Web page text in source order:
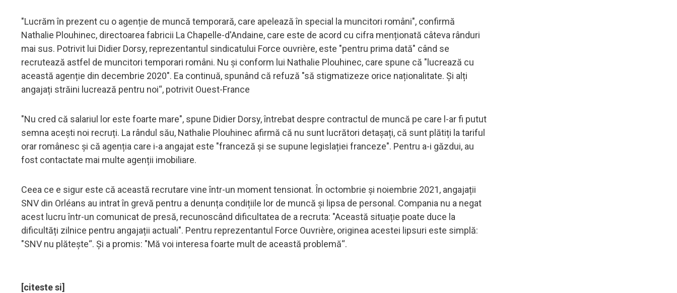
"Lucrăm în prezent cu o agenție de muncă temporară, care apelează în special la muncitori români", confirmă
Nathalie Plouhinec, directoarea fabricii La Chapelle-d'Andaine, care este de acord cu cifra menționată câteva rânduri
mai sus. Potrivit lui Didier Dorsy, reprezentantul sindicatului Force ouvrière, este "pentru prima dată" când se
recrutează astfel de muncitori temporari români. Nu și conform lui Nathalie Plouhinec, care spune că "lucrează cu
această agenție din decembrie 2020". Ea continuă, spunând că refuză "să stigmatizeze orice naționalitate. Și alți
angajați străini lucrează pentru noi“, potrivit Ouest-France
"Nu cred că salariul lor este foarte mare", spune Didier Dorsy, întrebat despre contractul de muncă pe care l-ar fi putut
semna acești noi recruți. La rândul său, Nathalie Plouhinec afirmă că nu sunt lucrători detașați, că sunt plătiți la tariful
orar românesc și că agenția care i-a angajat este "franceză și se supune legislației franceze". Pentru a-i găzdui, au
fost contactate mai multe agenții imobiliare.
Ceea ce e sigur este că această recrutare vine într-un moment tensionat. În octombrie și noiembrie 2021, angajații
SNV din Orléans au intrat în grevă pentru a denunța condițiile lor de muncă și lipsa de personal. Compania nu a negat
acest lucru într-un comunicat de presă, recunoscând dificultatea de a recruta: "Această situație poate duce la
dificultăți zilnice pentru angajații actuali". Pentru reprezentantul Force Ouvrière, originea acestei lipsuri este simplă:
"SNV nu plătește“. Și a promis: "Mă voi interesa foarte mult de această problemă“.
[citeste si]